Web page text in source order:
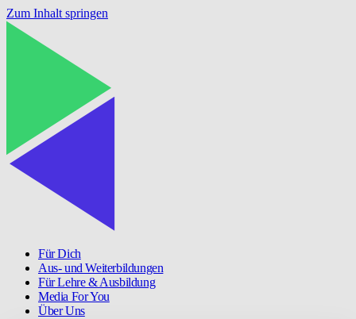
Zum Inhalt springen
Für Dich
Aus- und Weiterbildungen
Für Lehre & Ausbildung
Media For You
Über Uns